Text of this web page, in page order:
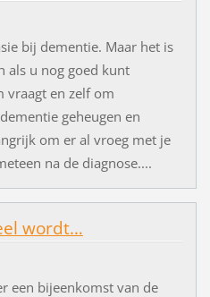
bij dementie. Maar het is
als u nog goed kunt
vraagt en zelf om
geheugen en
om er al vroeg met je
na de diagnose....
wordt…
een bijeenkomst van de